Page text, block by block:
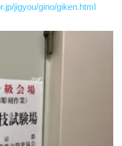
jigyou/gino/giken.html